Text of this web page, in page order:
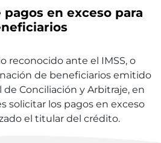
en exceso para
reconocido ante el IMSS, o
de beneficiarios emitido
de Conciliación y Arbitraje, en
solicitar los pagos en exceso
el titular del crédito.